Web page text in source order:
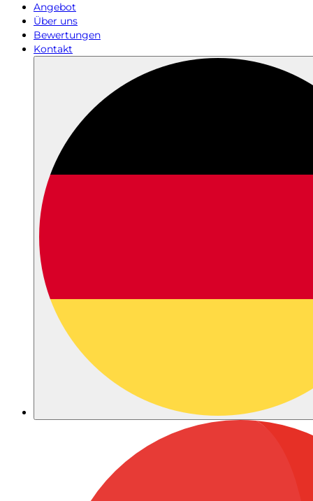
Angebot
Über uns
Bewertungen
Kontakt